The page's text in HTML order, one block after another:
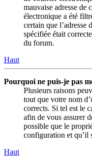
mauvaise adresse de
électronique a été
certain que l’adresse
spécifiée était
du forum.
Haut
Pourquoi ne puis-je pas
Plusieurs raisons
tout que votre nom
corrects. Si tel est le
afin de vous assurer
possible que le
configuration et qu’il
Haut